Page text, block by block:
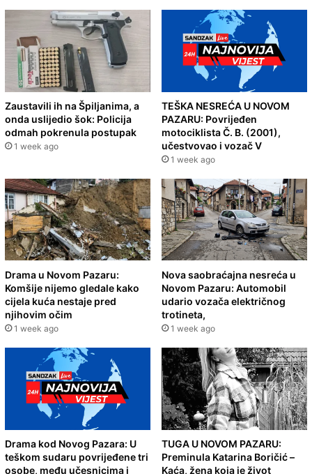
Zaustavili ih na Špiljanima, a
onda uslijedio šok: Policija
odmah pokrenula postupak
1 week ago
TEŠKA NESREĆA U NOVOM
PAZARU: Povrijeđen
motociklista Č. B. (2001),
učestvovao i vozač V
1 week ago
Drama u Novom Pazaru:
Komšije nijemo gledale kako
cijela kuća nestaje pred
njihovim očim
1 week ago
Nova saobraćajna nesreća u
Novom Pazaru: Automobil
udario vozača električnog
trotineta,
1 week ago
Drama kod Novog Pazara: U
teškom sudaru povrijeđene tri
osobe, među učesnicima i
TUGA U NOVOM PAZARU:
Preminula Katarina Boričić –
Kaća, žena koja je život